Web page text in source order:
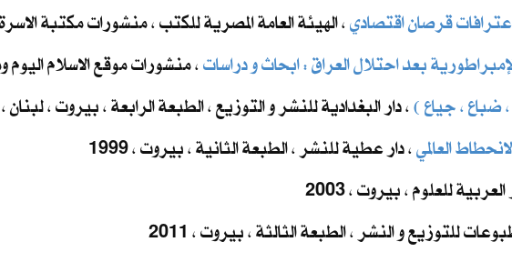
قرصان اقتصادي، الهيئة العامة المصرية للكتب ، منشورات مكتبة الاسرة ،
بعد احتلال العراق : ابحاث و دراسات، منشورات موقع الاسلام اليوم
ضباع ، جياع )، دار البغدادية للنشر و التوزيع ، الطبعة الرابعة ، بيروت ، لبنان ، 2010
العالمي، دار عطية للنشر ، الطبعة الثانية ، بيروت ، 1999
العربية للعلوم ، بيروت ، 2003
للتوزيع و النشر ، الطبعة الثالثة ، بيروت ، 2011